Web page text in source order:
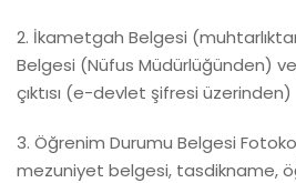
2. İkametgah Belgesi
Belgesi (Nüfus Müdürlüğünden)
çıktısı (e-devlet şifresi üzerinden)
3. Öğrenim Durumu Belgesi
mezuniyet belgesi, tasdikname,